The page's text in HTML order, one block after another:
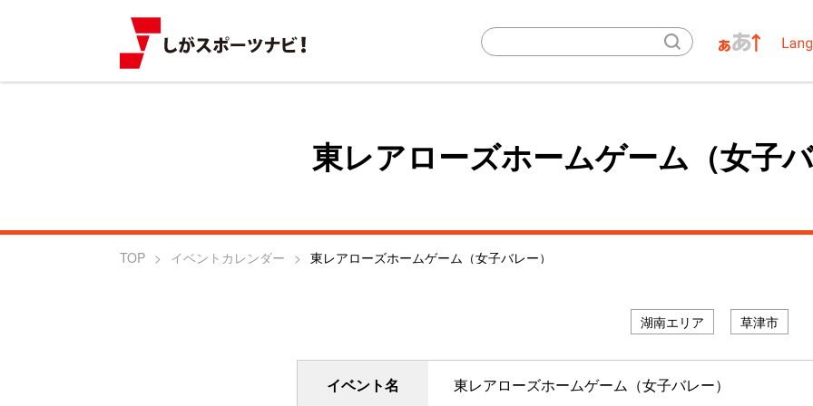
東レアローズホームゲーム（女子
TOP イベントカレンダー 東レアローズホームゲーム（女子バレー）
湖南エリア 草津市
イベント名 東レアローズホームゲーム（女子バレー）